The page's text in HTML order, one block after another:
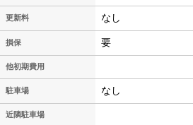
更新料 なし
損保 要
他初期費用
駐車場 なし
近隣駐車場